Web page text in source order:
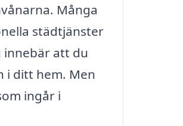
Många
städtjänster
innebär att du
i ditt hem. Men
ingår i